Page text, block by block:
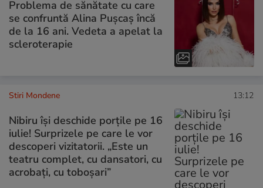
Problema de sănătate cu care
se confruntă Alina Pușcaș încă
de la 16 ani. Vedeta a apelat la
scleroterapie
Stiri Mondene 13:12
Nibiru își deschide porțile pe 16
iulie! Surprizele pe care le vor
descoperi vizitatorii. „Este un
teatru complet, cu dansatori, cu
acrobați, cu toboșari”